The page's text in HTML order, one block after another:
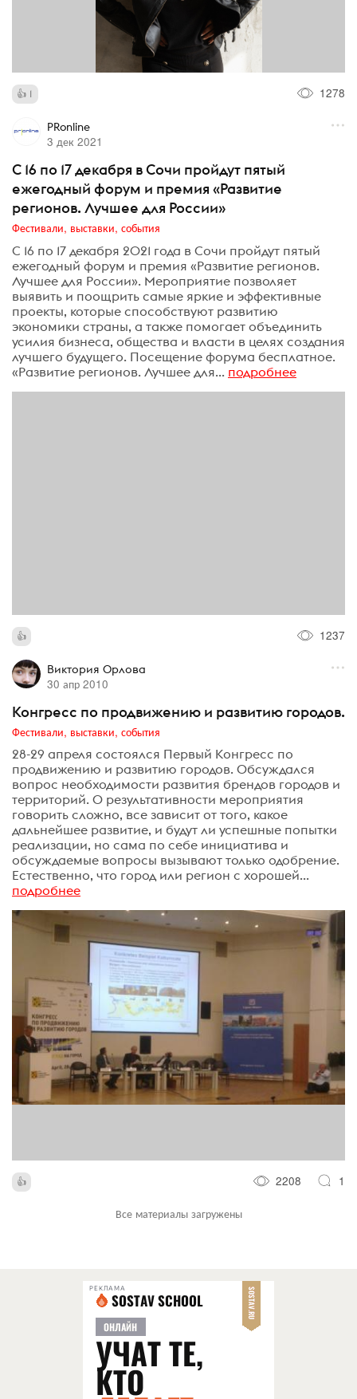
1 1278
PRonline
3 дек 2021
С 16 по 17 декабря в Сочи пройдут пятый
ежегодный форум и премия «Развитие
регионов. Лучшее для России»
Фестивали, выставки, события
С 16 по 17 декабря 2021 года в Сочи пройдут пятый
ежегодный форум и премия «Развитие регионов.
Лучшее для России». Мероприятие позволяет
выявить и поощрить самые яркие и эффективные
проекты, которые способствуют развитию
экономики страны, а также помогает объединить
усилия бизнеса, общества и власти в целях создания
лучшего будущего. Посещение форума бесплатное.
«Развитие регионов. Лучшее для... подробнее
1237
Виктория Орлова
30 апр 2010
Конгресс по продвижению и развитию городов.
Фестивали, выставки, события
28-29 апреля состоялся Первый Конгресс по
продвижению и развитию городов. Обсуждался
вопрос необходимости развития брендов городов и
территорий. О результативности мероприятия
говорить сложно, все зависит от того, какое
дальнейшее развитие, и будут ли успешные попытки
реализации, но сама по себе инициатива и
обсуждаемые вопросы вызывают только одобрение.
Естественно, что город или регион с хорошей...
подробнее
2208 1
Все материалы загружены
РЕКЛАМА